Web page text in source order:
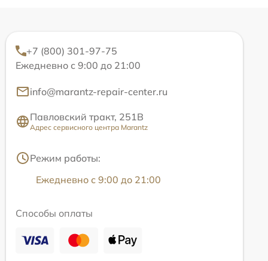
+7 (800) 301-97-75
Ежедневно с 9:00 до 21:00
info@marantz-repair-center.ru
Павловский тракт, 251В
Адрес сервисного центра Marantz
Режим работы:
Ежедневно с 9:00 до 21:00
Способы оплаты